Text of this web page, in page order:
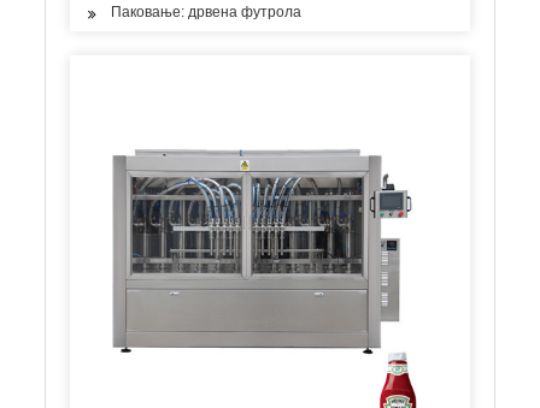
Паковање: дрвена футрола